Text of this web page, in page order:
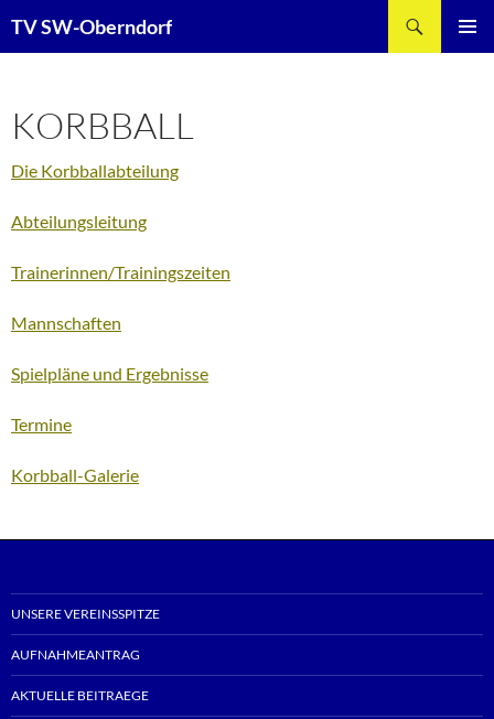
Inhalt
TV SW-Oberndorf
KORBBALL
Die Korbballabteilung
Abteilungsleitung
Trainerinnen/Trainingszeiten
Mannschaften
Spielpläne und Ergebnisse
Termine
Korbball-Galerie
UNSERE VEREINSSPITZE
AUFNAHMEANTRAG
AKTUELLE BEITRAEGE